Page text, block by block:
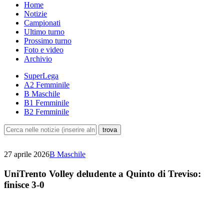
Home
Notizie
Campionati
Ultimo turno
Prossimo turno
Foto e video
Archivio
SuperLega
A2 Femminile
B Maschile
B1 Femminile
B2 Femminile
27 aprile 2026B Maschile
UniTrento Volley deludente a Quinto di Treviso:
finisce 3-0